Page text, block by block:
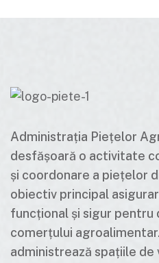
Administrația Piețelor
desfășoară o activitate
și coordonare a piețelor
obiectiv principal
funcțional și sigur pentru
comerțului
administrează spațiile de